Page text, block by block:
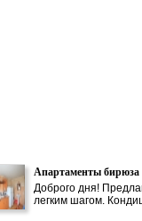
Апартаменты бирюза
Доброго дня!
легким шагом.